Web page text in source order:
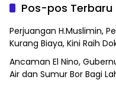
Pos-pos Terbaru
Perjuangan H.Muslimin,
Kurang Biaya, Kini Raih
Ancaman El Nino,
Air dan Sumur Bor Bagi